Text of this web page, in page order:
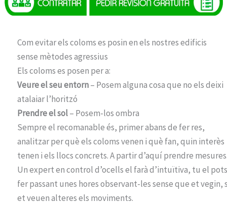
Com evitar els coloms es posin en els nostres edificis
sense mètodes agressius
Els coloms es posen per a:
Veure el seu entorn– Posem alguna cosa que no els deixi
atalaiar l’horitzó
Prendre el sol– Posem-los ombra
Sempre el recomanable és, primer abans de fer res,
analitzar per què els coloms venen i què fan, quin interès
tenen i els llocs concrets. A partir d’aquí prendre
Un expert en control d’ocells el farà d’intuïtiva, tu el pots
fer passant unes hores observant-les sense que et vegin,
et veuen alteres els moviments.